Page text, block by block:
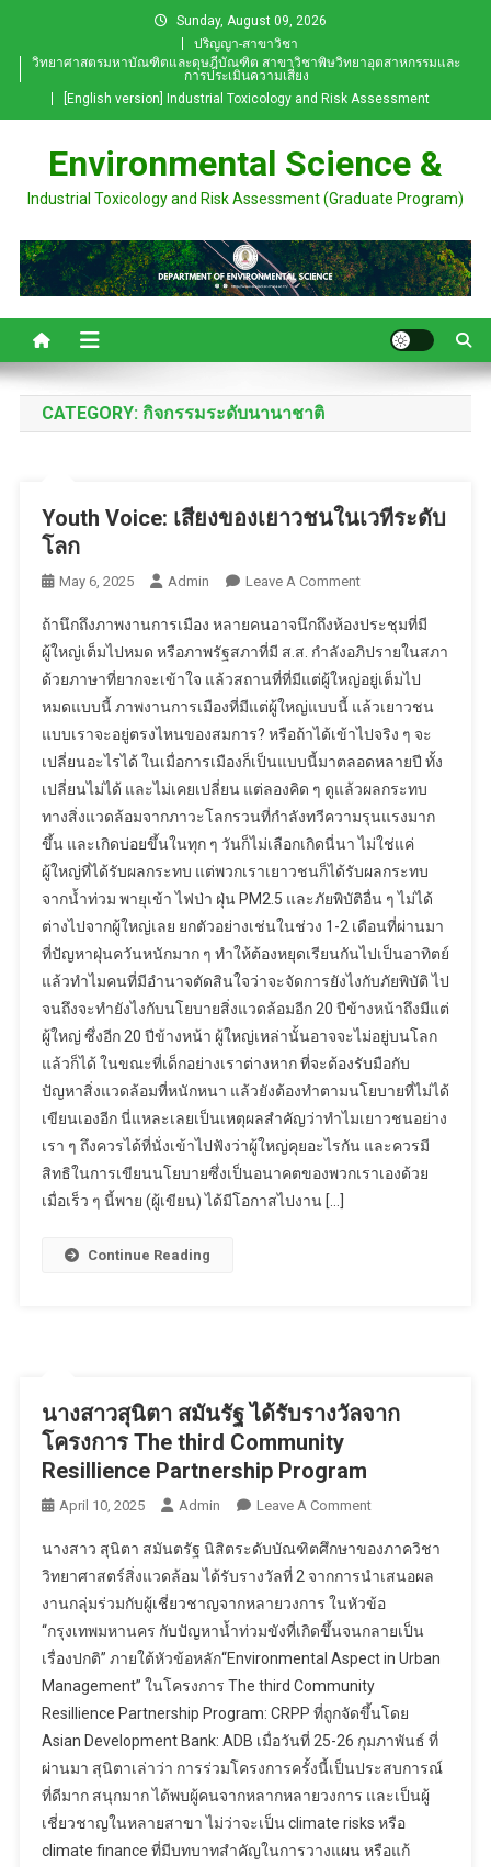
content
Sunday, August 09, 2026
ปริญญา-สาขาวิชา
วิทยาศาสตรมหาบัณฑิตและดุษฎีบัณฑิต สาขาวิชาพิษวิทยาอุตสาหกรรมและ
การประเมินความเสี่ยง
[English version] Industrial Toxicology and Risk Assessment
Environmental Science &
Industrial Toxicology and Risk Assessment (Graduate Program)
CATEGORY: กิจกรรมระดับนานาชาติ
Youth Voice: เสียงของเยาวชนในเวทีระดับ
โลก
May 6, 2025 Admin Leave A CommentOn
Voice:
เสียง
ของ
เยาวชน
ใน
เวที
ถ้านึกถึงภาพงานการเมือง หลายคนอาจนึกถึงห้องประชุมที่มี
ผู้ใหญ่เต็มไปหมด หรือภาพรัฐสภาที่มี ส.ส. กำลังอภิปรายในสภา
ด้วยภาษาที่ยากจะเข้าใจ แล้วสถานที่ที่มีแต่ผู้ใหญ่อยู่เต็มไป
หมดแบบนี้ ภาพงานการเมืองที่มีแต่ผู้ใหญ่แบบนี้ แล้วเยาวชน
แบบเราจะอยู่ตรงไหนของสมการ? หรือถ้าได้เข้าไปจริง ๆ จะ
เปลี่ยนอะไรได้ ในเมื่อการเมืองก็เป็นแบบนี้มาตลอดหลายปี ทั้ง
เปลี่ยนไม่ได้ และไม่เคยเปลี่ยน แต่ลองคิด ๆ ดูแล้วผลกระทบ
ทางสิ่งแวดล้อมจากภาวะโลกรวนที่กำลังทวีความรุนแรงมาก
ขึ้น และเกิดบ่อยขึ้นในทุก ๆ วันก็ไม่เลือกเกิดนี่นา ไม่ใช่แค่
ผู้ใหญ่ที่ได้รับผลกระทบ แต่พวกเราเยาวชนก็ได้รับผลกระทบ
จากน้ำท่วม พายุเข้า ไฟป่า ฝุ่น PM2.5 และภัยพิบัติอื่น ๆ ไม่ได้
ต่างไปจากผู้ใหญ่เลย ยกตัวอย่างเช่นในช่วง 1-2 เดือนที่ผ่านมา
ที่ปัญหาฝุ่นควันหนักมาก ๆ ทำให้ต้องหยุดเรียนกันไปเป็นอาทิตย์
แล้วทำไมคนที่มีอำนาจตัดสินใจว่าจะจัดการยังไงกับภัยพิบัติ ไป
จนถึงจะทำยังไงกับนโยบายสิ่งแวดล้อมอีก 20 ปีข้างหน้าถึงมีแต่
ผู้ใหญ่ ซึ่งอีก 20 ปีข้างหน้า ผู้ใหญ่เหล่านั้นอาจจะไม่อยู่บนโลก
แล้วก็ได้ ในขณะที่เด็กอย่างเราต่างหาก ที่จะต้องรับมือกับ
ปัญหาสิ่งแวดล้อมที่หนักหนา แล้วยังต้องทำตามนโยบายที่ไม่ได้
เขียนเองอีก นี่แหละเลยเป็นเหตุผลสำคัญว่าทำไมเยาวชนอย่าง
เรา ๆ ถึงควรได้ที่นั่งเข้าไปฟังว่าผู้ใหญ่คุยอะไรกัน และควรมี
สิทธิในการเขียนนโยบายซึ่งเป็นอนาคตของพวกเราเองด้วย
เมื่อเร็ว ๆ นี้พาย (ผู้เขียน) ได้มีโอกาสไปงาน […]
Continue Reading
นางสาวสุนิตา สมันรัฐ ได้รับรางวัลจาก
โครงการ The third Community
Resillience Partnership Program
April 10, 2025 Admin Leave A CommentOn
สุ
นิตา
สมัน
รัฐ
ได้
รับ
รางวัล
Community
Resillience
นางสาว สุนิตา สมันตรัฐ นิสิตระดับบัณฑิตศึกษาของภาควิชา
วิทยาศาสตร์สิ่งแวดล้อม ได้รับรางวัลที่ 2 จากการนำเสนอผล
งานกลุ่มร่วมกับผู้เชี่ยวชาญจากหลายวงการ ในหัวข้อ
“กรุงเทพมหานคร กับปัญหาน้ำท่วมขังที่เกิดขึ้นจนกลายเป็น
เรื่องปกติ” ภายใต้หัวข้อหลัก“Environmental Aspect in Urban
Management” ในโครงการ The third Community
Resillience Partnership Program: CRPP ที่ถูกจัดขึ้นโดย
Asian Development Bank: ADB เมื่อวันที่ 25-26 กุมภาพันธ์ ที่
ผ่านมา สุนิตาเล่าว่า การร่วมโครงการครั้งนี้เป็นประสบการณ์
ที่ดีมาก สนุกมาก ได้พบผู้คนจากหลากหลายวงการ และเป็นผู้
เชี่ยวชาญในหลายสาขา ไม่ว่าจะเป็น climate risks หรือ
climate finance ที่มีบทบาทสำคัญในการวางแผน หรือแก้